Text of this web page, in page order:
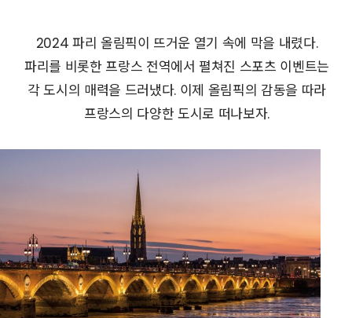
2024 파리 올림픽이 뜨거운 열기 속에 막을 내렸다.
파리를 비롯한 프랑스 전역에서 펼쳐진 스포츠 이벤트는
각 도시의 매력을 드러냈다. 이제 올림픽의 감동을 따라
프랑스의 다양한 도시로 떠나보자.